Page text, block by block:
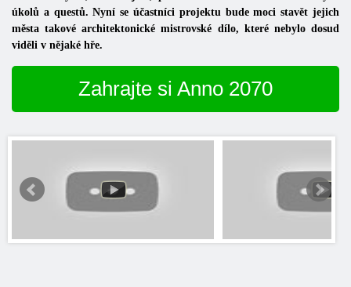
úkolů a questů. Nyní se účastníci projektu bude moci stavět jejich
města takové architektonické mistrovské dílo, které nebylo dosud
viděli v nějaké hře.
Zahrajte si Anno 2070